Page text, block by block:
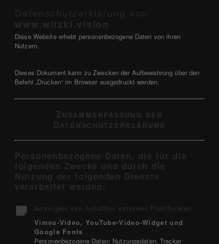
Diese Website erhebt personenbezogene Daten von ihren
Nutzern.
Dieses Dokument kann zu Zwecken der Aufbewahrung über den
Befehl „Drucken“ im Browser ausgedruckt werden.
Vimeo-Video, YouTube-Video-Widget und
Google Fonts
Personenbezogene Daten: Nutzungsdaten; Tracker